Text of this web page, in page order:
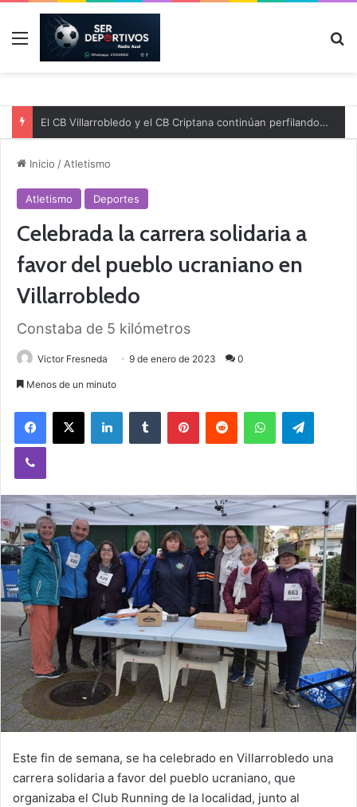
Menú
El CB Villarrobledo y el CB Criptana continúan perfilando sus plantillas
Inicio / Atletismo
Atletismo Deportes
Celebrada la carrera solidaria a
favor del pueblo ucraniano en
Villarrobledo
Constaba de 5 kilómetros
Victor Fresneda 9 de enero de 2023 0
Menos de un minuto
Este fin de semana, se ha celebrado en Villarrobledo una
carrera solidaria a favor del pueblo ucraniano, que
organizaba el Club Running de la localidad, junto al